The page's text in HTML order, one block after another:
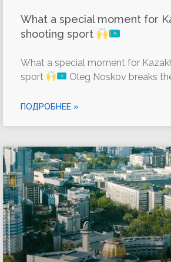
What a special moment for
shooting sport
What a special moment for
sport
Oleg Noskov breaks
ПОДРОБНЕЕ »